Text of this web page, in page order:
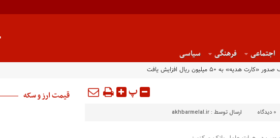
اجتماعی فرهنگی سیاسی
«کارت هدیه» به ۵۰ میلیون ریال افزایش یافت
پ
0 دیدگاه ارسال توسط : akhbarmelal.ir
قیمت ارز و سکه